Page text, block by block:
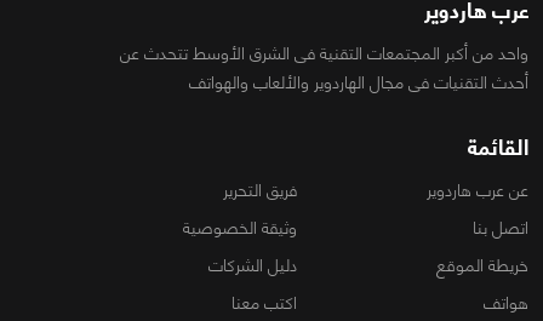
عرب هاردوير
واحد من أكبر المجتمعات التقنية فى الشرق الأوسط تتحدث عن
أحدث التقنيات فى مجال الهاردوير والألعاب والهواتف
القائمة
عن عرب هاردوير
فريق التحرير
اتصل بنا
وثيقة الخصوصية
خريطة الموقع
دليل الشركات
هواتف
اكتب معنا